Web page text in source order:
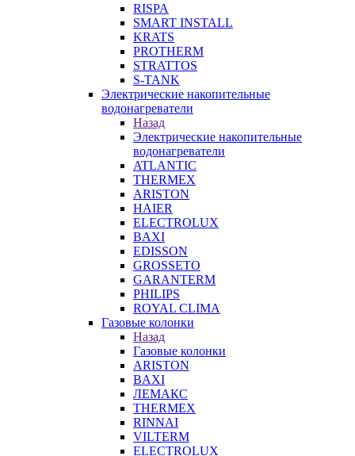
RISPA
SMART INSTALL
KRATS
PROTHERM
STRATTOS
S-TANK
Электрические накопительные
водонагреватели
Назад
Электрические накопительные
водонагреватели
ATLANTIC
THERMEX
ARISTON
HAIER
ELECTROLUX
BAXI
EDISSON
GROSSETO
GARANTERM
PHILIPS
ROYAL CLIMA
Газовые колонки
Назад
Газовые колонки
ARISTON
BAXI
ЛЕМАКС
THERMEX
RINNAI
VILTERM
ELECTROLUX